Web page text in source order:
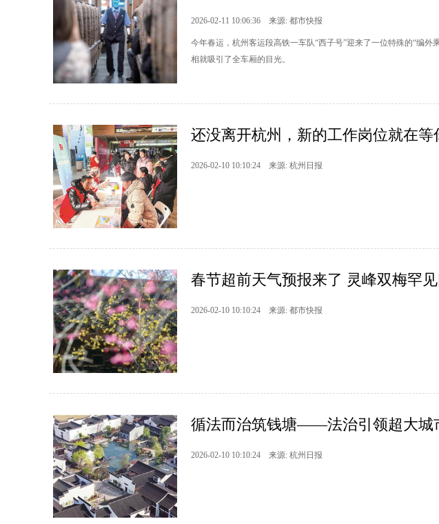
2026-02-11 10:06:36 来源: 都市快报
今年春运，杭州客运段高铁一车队“西子号”迎来了一位特殊的“编
相就吸引了全车厢的目光。
还没离开杭州，新的工作岗位就在等
2026-02-10 10:10:24 来源: 杭州日报
春节超前天气预报来了 灵峰双梅罕
2026-02-10 10:10:24 来源: 都市快报
循法而治筑钱塘——法治引领超大城
2026-02-10 10:10:24 来源: 杭州日报